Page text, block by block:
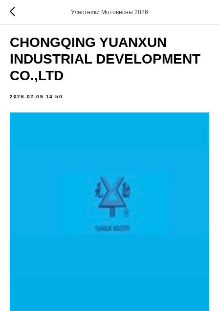
Участники Мотовесны 2026
CHONGQING YUANXUN
INDUSTRIAL DEVELOPMENT
CO.,LTD
2026-02-09 14:50